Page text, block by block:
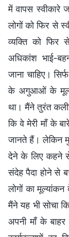
में वापस स्वीकारे
लोगों को फिर से
व्यक्ति को फिर
अधिकांश भाई-
जाना चाहिए।
के अगुआओं के
था। मैंने तुरंत
कि वे मेरी माँ के
जानते हैं। लेकिन
देने के लिए कहने से
संदेह पैदा होने से
लोगों का
मैंने यह भी सोचा
अपनी माँ के